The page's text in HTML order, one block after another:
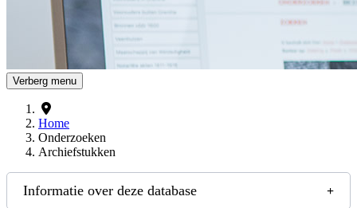
Verberg menu
Home
Onderzoeken
Archiefstukken
Informatie over deze database